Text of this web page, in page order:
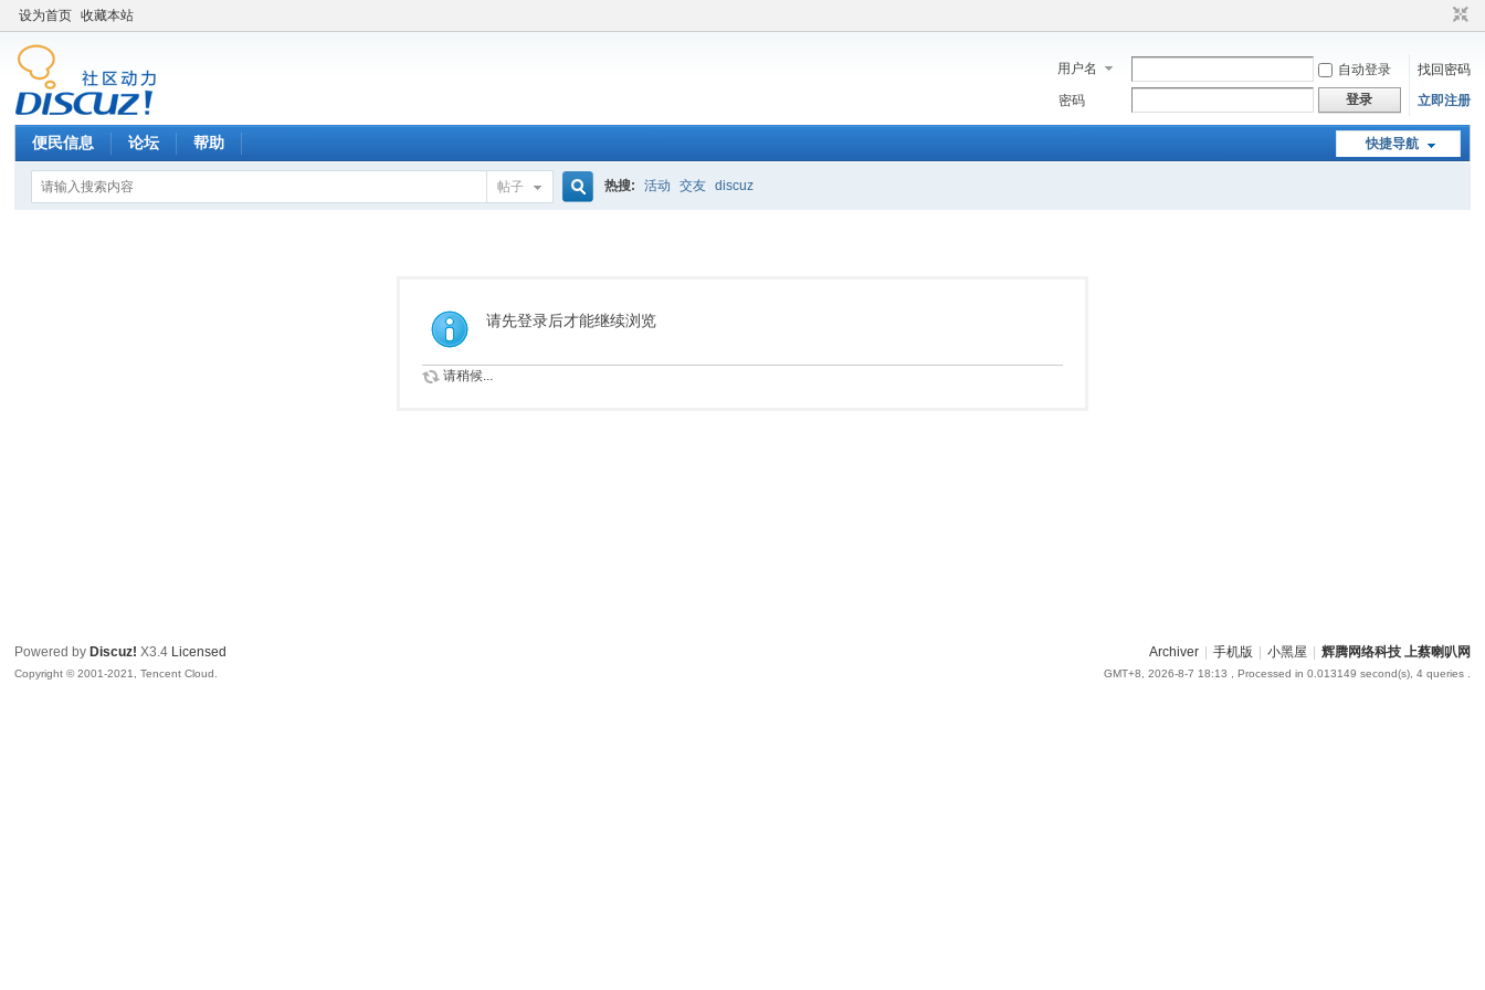
设为首页 收藏本站
用户名 自动登录
找回密码
密码
登录 立即注册
快捷导航
便民信息 论坛 帮助
帖子
索
热搜: 活动 交友 discuz
请先登录后才能继续浏览
请稍候...
Archiver 手机版 小黑屋 辉腾网络科技 上蔡喇叭网
GMT+8, 2026-8-7 18:13 , Processed in 0.013149 second(s), 4 queries .
Powered by Discuz! X3.4 Licensed
Copyright © 2001-2021, Tencent Cloud.